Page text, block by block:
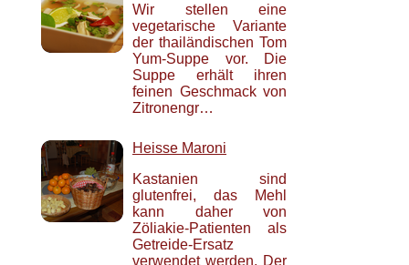
Wir stellen eine
vegetarische Variante
der thailändischen Tom
Yum-Suppe vor. Die
Suppe erhält ihren
feinen Geschmack von
Zitronengr…
Heisse Maroni
Kastanien sind
glutenfrei, das Mehl
kann daher von
Zöliakie-Patienten als
Getreide-Ersatz
verwendet werden. Der